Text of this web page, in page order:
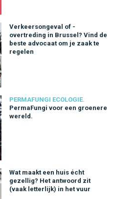
Verkeersongeval of -
overtreding in Brussel? Vind de
beste advocaat om je zaak te
regelen
in Brussel? Vind de beste
PERMAFUNGI ECOLOGIE.
PermaFungi voor een groenere
wereld.
wereld.
Wat maakt een huis écht
gezellig? Het antwoord zit
(vaak letterlijk) in het vuur
Het antwoord zit (vaak